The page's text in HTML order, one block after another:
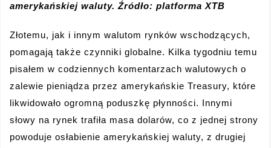
amerykańskiej waluty. Źródło: platforma XTB
Złotemu, jak i innym walutom rynków wschodzących,
pomagają także czynniki globalne. Kilka tygodniu temu
pisałem w codziennych komentarzach walutowych o
zalewie pieniądza przez amerykańskie Treasury, które
likwidowało ogromną poduszkę płynności. Innymi
słowy na rynek trafiła masa dolarów, co z jednej strony
powoduje osłabienie amerykańskiej waluty, z drugiej